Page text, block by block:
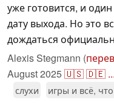
уже готовится, и
дату выхода. Но это
дождаться
Alexis Stegmann (
August 2025🇺🇸🇩🇪 ...
слухи игры и всё,